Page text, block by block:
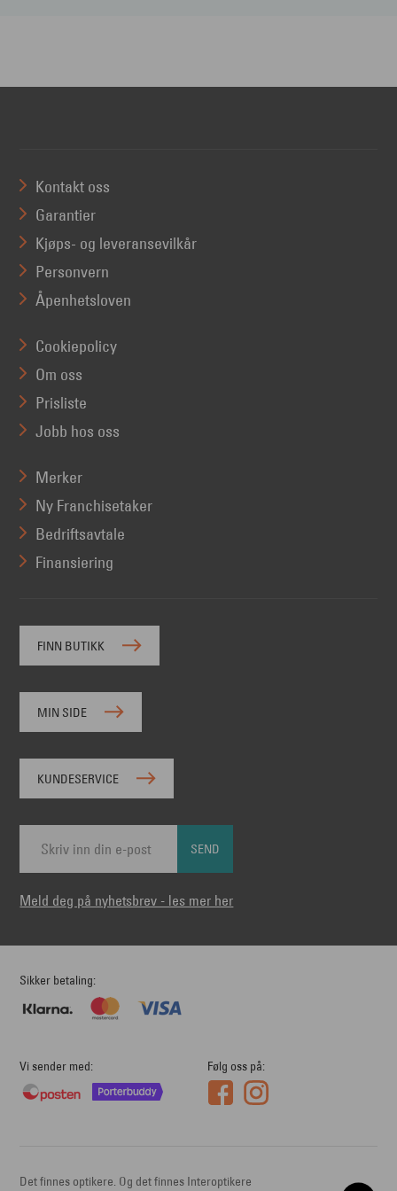
Kontakt oss
Garantier
Kjøps- og leveransevilkår
Personvern
Åpenhetsloven
Cookiepolicy
Om oss
Prisliste
Jobb hos oss
Merker
Ny Franchisetaker
Bedriftsavtale
Finansiering
FINN BUTIKK
MIN SIDE
KUNDESERVICE
SEND
Meld deg på nyhetsbrev - les mer her
Sikker betaling
Vi sender med Følg oss på
Det finnes optikere. Og det finnes Interoptikere